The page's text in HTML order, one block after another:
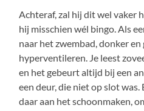
Achteraf, zal hij dit wel vaker
hij misschien wél bingo. Als
naar het zwembad, donker
hyperventileren. Je leest
en het gebeurt altijd bij een
een deur, die niet op slot
daar aan het schoonmaken,